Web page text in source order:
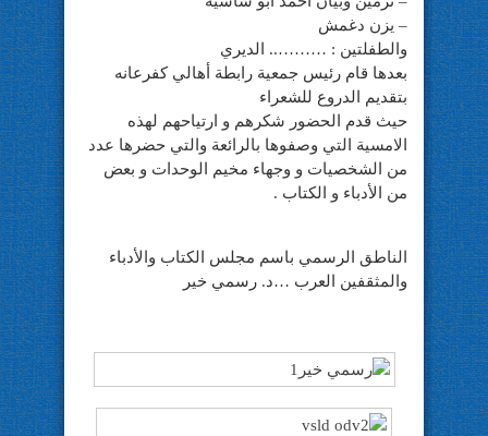
– يزن دغمش
والطفلتين : ……….. الديري
بعدها قام رئيس جمعية رابطة أهالي كفرعانه
بتقديم الدروع للشعراء
حيث قدم الحضور شكرهم و ارتياحهم لهذه
الامسية التي وصفوها بالرائعة والتي حضرها عدد
من الشخصيات و وجهاء مخيم الوحدات و بعض
من الأدباء و الكتاب .
الناطق الرسمي باسم مجلس الكتاب والأدباء
والمثقفين العرب …د. رسمي خير